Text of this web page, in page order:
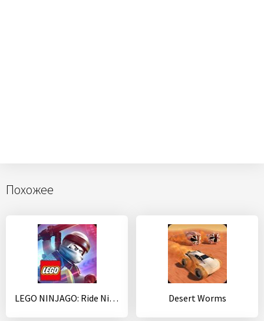
Похожее
LEGO NINJAGO: Ride Ninja Desert Worms